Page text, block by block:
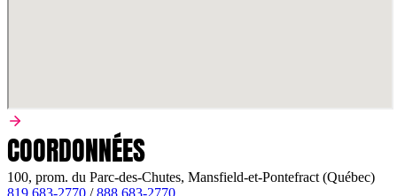
COORDONNÉES
100, prom. du Parc-des-Chutes, Mansfield-et-Pontefract (Québec)
819 683-2770 /888 683-2770